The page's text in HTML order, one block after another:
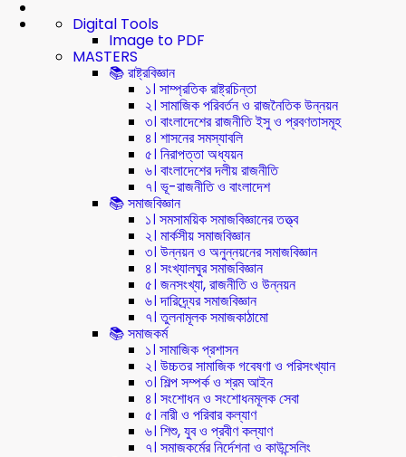
Digital Tools
Image to PDF
MASTERS
📚 রাষ্ট্রবিজ্ঞান
১। সাম্প্রতিক রাষ্ট্রচিন্তা
২। সামাজিক পরিবর্তন ও রাজনৈতিক উন্নয়ন
৩। বাংলাদেশের রাজনীতি ইসু ও প্রবণতাসমূহ
৪। শাসনের সমস্যাবলি
৫। নিরাপত্তা অধ্যয়ন
৬। বাংলাদেশের দলীয় রাজনীতি
৭। ভূ-রাজনীতি ও বাংলাদেশ
📚 সমাজবিজ্ঞান
১। সমসাময়িক সমাজবিজ্ঞানের তত্ত্ব
২। মার্কসীয় সমাজবিজ্ঞান
৩। উন্নয়ন ও অনুন্নয়নের সমাজবিজ্ঞান
৪। সংখ্যালঘুর সমাজবিজ্ঞান
৫। জনসংখ্যা, রাজনীতি ও উন্নয়ন
৬। দারিদ্র্যের সমাজবিজ্ঞান
৭। তুলনামূলক সমাজকাঠামো
📚 সমাজকর্ম
১। সামাজিক প্রশাসন
২। উচ্চতর সামাজিক গবেষণা ও পরিসংখ্যান
৩। শিল্প সম্পর্ক ও শ্রম আইন
৪। সংশোধন ও সংশোধনমূলক সেবা
৫। নারী ও পরিবার কল্যাণ
৬। শিশু, যুব ও প্রবীণ কল্যাণ
৭। সমাজকর্মের নির্দেশনা ও কাউন্সেলিং